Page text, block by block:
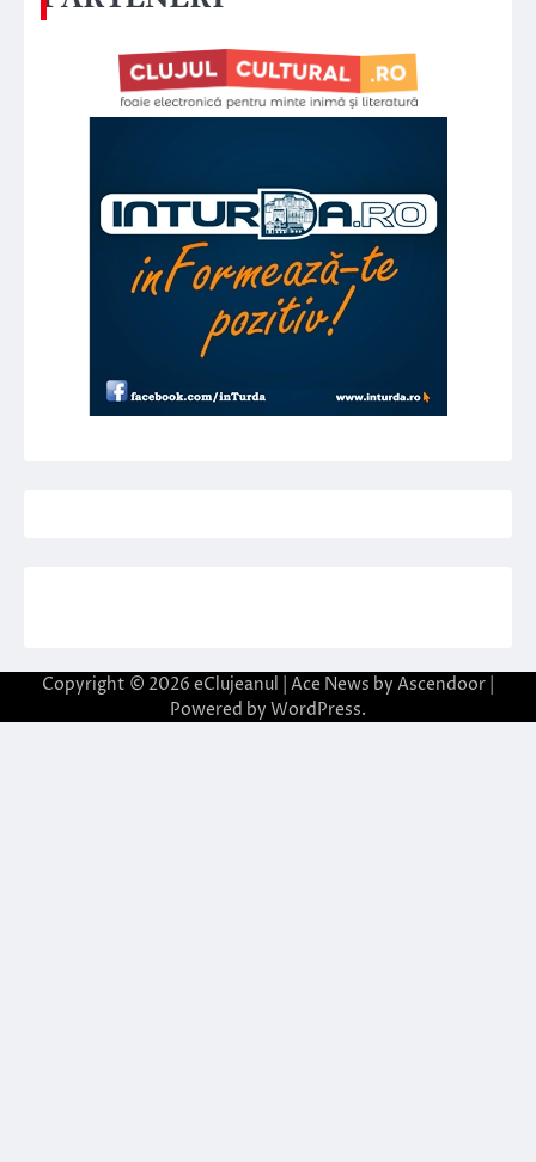
Copyright © 2026 eClujeanul | Ace News by Ascendoor
Powered by WordPress.